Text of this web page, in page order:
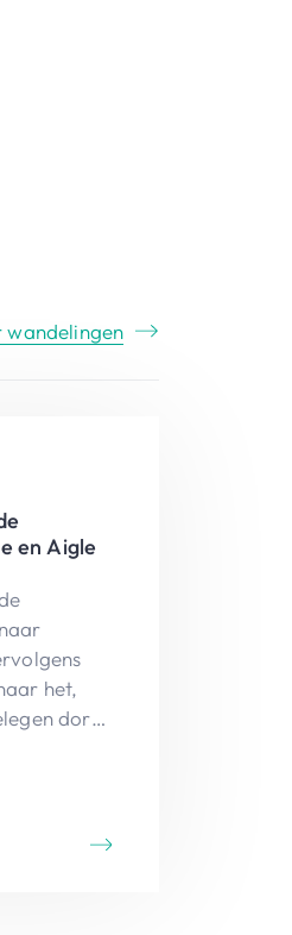
wandelingen
en Aigle
het,
dorp,